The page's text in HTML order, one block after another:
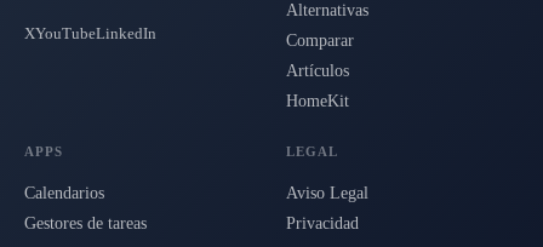
XYouTubeLinkedIn
Alternativas
Comparar
Artículos
HomeKit
APPS
Calendarios
Gestores de tareas
LEGAL
Aviso Legal
Privacidad